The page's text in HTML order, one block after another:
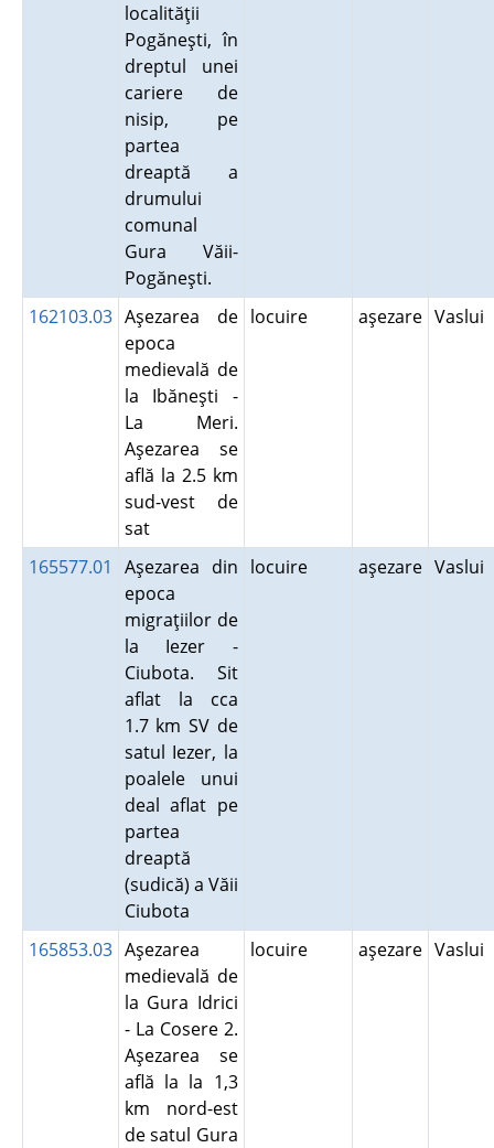
localităţii
Pogăneşti, în
dreptul unei
cariere de
nisip, pe
partea
dreaptă a
drumului
comunal
Gura Văii-
Pogăneşti.
162103.03 Aşezarea de
epoca
medievală de
la Ibăneşti -
La Meri.
Aşezarea se
află la 2.5 km
sud-vest de
sat
locuire aşezare Vaslui
165577.01
Aşezarea din
epoca
migraţiilor de
la Iezer -
Ciubota. Sit
aflat la cca
1.7 km SV de
satul Iezer, la
poalele unui
deal aflat pe
partea
dreaptă
(sudică) a Văii
Ciubota
locuire aşezare Vaslui
165853.03 Aşezarea
medievală de
la Gura Idrici
- La Cosere 2.
Aşezarea se
află la la 1,3
km nord-est
de satul Gura
locuire aşezare Vaslui